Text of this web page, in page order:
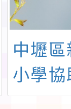
中壢
小學
人中